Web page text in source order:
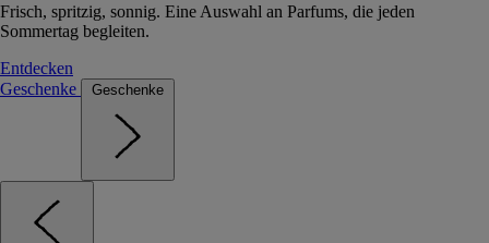
Frisch, spritzig, sonnig. Eine Auswahl an Parfums, die jeden
Sommertag begleiten.
Entdecken
Geschenke
Geschenke